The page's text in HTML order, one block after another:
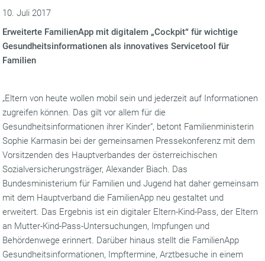
10. Juli 2017
Erweiterte FamilienApp mit digitalem „Cockpit“ für wichtige
Gesundheitsinformationen als innovatives Servicetool für
Familien
„Eltern von heute wollen mobil sein und jederzeit auf Informationen
zugreifen können. Das gilt vor allem für die
Gesundheitsinformationen ihrer Kinder“, betont Familienministerin
Sophie Karmasin bei der gemeinsamen Pressekonferenz mit dem
Vorsitzenden des Hauptverbandes der österreichischen
Sozialversicherungsträger, Alexander Biach. Das
Bundesministerium für Familien und Jugend hat daher gemeinsam
mit dem Hauptverband die FamilienApp neu gestaltet und
erweitert. Das Ergebnis ist ein digitaler Eltern-Kind-Pass, der Eltern
an Mutter-Kind-Pass-Untersuchungen, Impfungen und
Behördenwege erinnert. Darüber hinaus stellt die FamilienApp
Gesundheitsinformationen, Impftermine, Arztbesuche in einem